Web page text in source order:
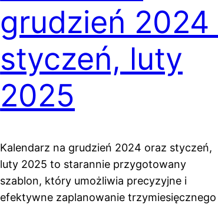
grudzień 2024
styczeń, luty
2025
Kalendarz na grudzień 2024 oraz styczeń,
luty 2025 to starannie przygotowany
szablon, który umożliwia precyzyjne i
efektywne zaplanowanie trzymiesięcznego